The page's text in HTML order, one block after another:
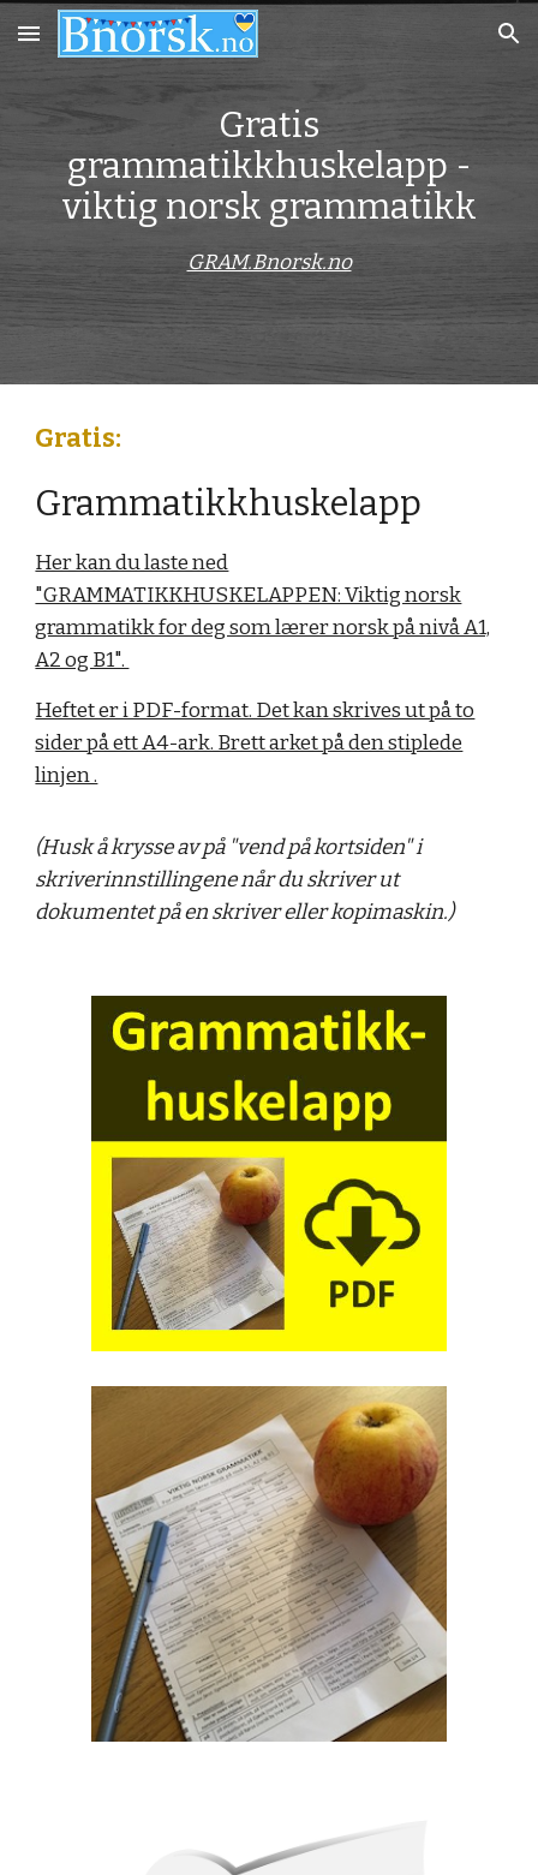
Skip to main content Skip to navigation
Gratis
grammatikkhuskelapp -
viktig norsk grammatikk
GRAM.Bnorsk.no
Gratis:
Grammatikkhuskelapp
Her kan du laste ned
"GRAMMATIKKHUSKELAPPEN: Viktig norsk
grammatikk for deg som lærer norsk på nivå A1,
A2 og B1".
Heftet er i PDF-format. Det kan skrives ut på to
sider på ett A4-ark. Brett arket på den stiplede
linjen .
(Husk å krysse av på "vend på kortsiden" i
skriverinnstillingene når du skriver ut
dokumentet på en skriver eller kopimaskin.)